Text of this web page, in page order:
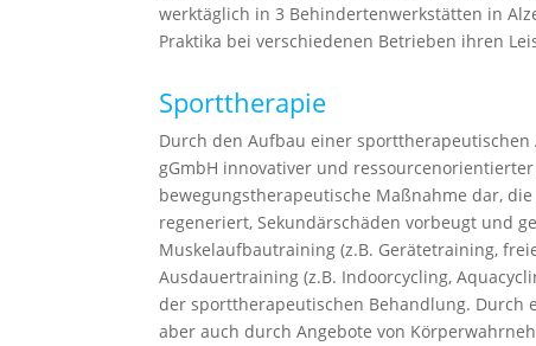
werktäglich in 3 Behindertenwerkstätten in
Praktika bei verschiedenen Betrieben ihren
Sporttherapie
Durch den Aufbau einer
gGmbH innovativer und
bewegungstherapeutische Maßnahme dar,
regeneriert, Sekundärschäden vorbeugt und
Muskelaufbautraining (z.B. Gerätetraining,
Ausdauertraining (z.B. Indoorcycling,
der sporttherapeutischen Behandlung. Durch
aber auch durch Angebote von